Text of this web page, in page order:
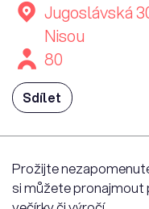
Jugoslávská
Nisou
80
Sdílet
Prožijte
si můžete pronajmout